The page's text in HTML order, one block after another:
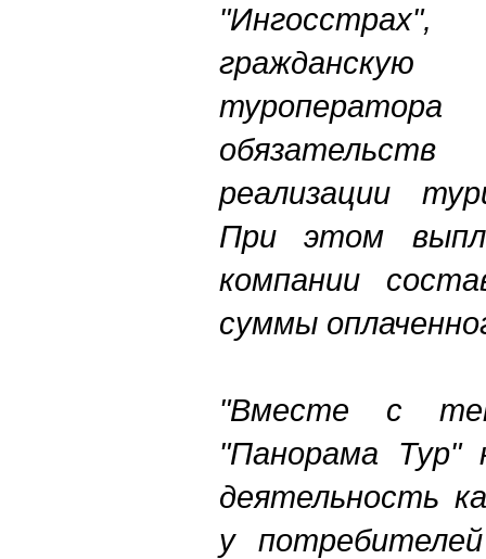
гражданскую
реализации
При этом
компании
суммы
"Вместе с
"Панорама Тур"
деятельность
у